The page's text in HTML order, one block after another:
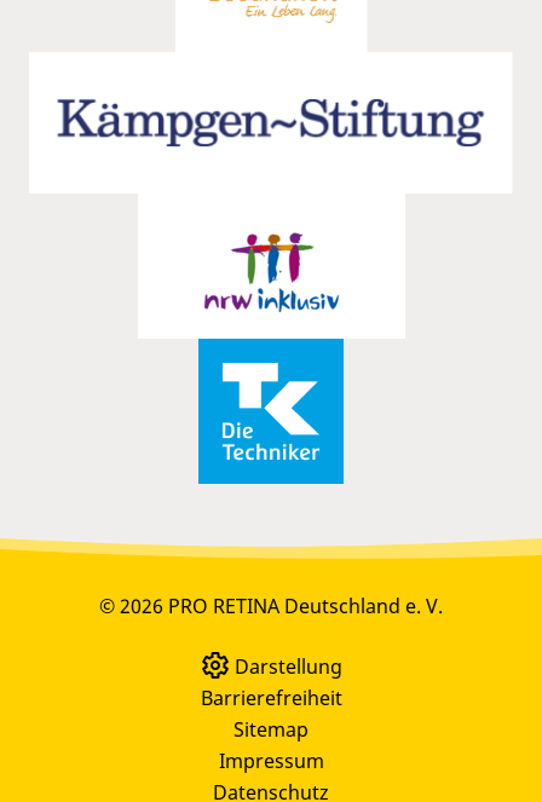
© 2026 PRO RETINA Deutschland e. V.
Darstellung
Barrierefreiheit
Sitemap
Impressum
Datenschutz